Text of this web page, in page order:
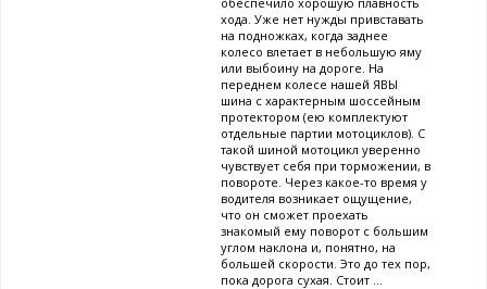
хода. Уже нет нужды привставать
на подножках, когда заднее
колесо влетает в небольшую яму
или выбоину на дороге. На
переднем колесе нашей ЯВЫ
шина с характерным шоссейным
протектором (ею комплектуют
отдельные партии мотоциклов). С
такой шиной мотоцикл уверенно
чувствует себя при торможении, в
повороте. Через какое-то время у
водителя возникает ощущение,
что он сможет проехать
знакомый ему поворот с большим
углом наклона и, понятно, на
большей скорости. Это до тех пор,
пока дорога сухая. Стоит ...